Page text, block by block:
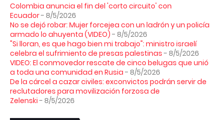
Colombia anuncia el fin del 'corto circuito' con
Ecuador- 8/5/2026
No se dejó robar: Mujer forcejea con un ladrón y un policía
armado lo ahuyenta (VIDEO) - 8/5/2026
"Si lloran, es que hago bien mi trabajo": ministro israelí
celebra el sufrimiento de presas palestinas - 8/5/2026
VIDEO: El conmovedor rescate de cinco belugas que unió
a toda una comunidad en Rusia - 8/5/2026
De la cárcel a cazar civiles: exconvictos podrán servir de
reclutadores para movilización forzosa de
Zelenski - 8/5/2026